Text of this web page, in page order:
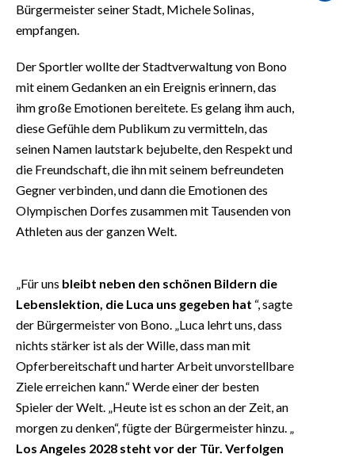
ANNUNCI
PUBBLICITÀ
Bürgermeister seiner Stadt, Michele Solinas,
empfangen.
Der Sportler wollte der Stadtverwaltung von Bono
mit einem Gedanken an ein Ereignis erinnern, das
ihm große Emotionen bereitete. Es gelang ihm auch,
diese Gefühle dem Publikum zu vermitteln, das
seinen Namen lautstark bejubelte, den Respekt und
die Freundschaft, die ihn mit seinem befreundeten
Gegner verbinden, und dann die Emotionen des
Olympischen Dorfes zusammen mit Tausenden von
Athleten aus der ganzen Welt.
„Für uns bleibt neben den schönen Bildern die
Lebenslektion, die Luca uns gegeben hat “, sagte
der Bürgermeister von Bono. „Luca lehrt uns, dass
nichts stärker ist als der Wille, dass man mit
Opferbereitschaft und harter Arbeit unvorstellbare
Ziele erreichen kann.“ Werde einer der besten
Spieler der Welt. „Heute ist es schon an der Zeit, an
morgen zu denken“, fügte der Bürgermeister hinzu. „
Los Angeles 2028 steht vor der Tür. Verfolgen